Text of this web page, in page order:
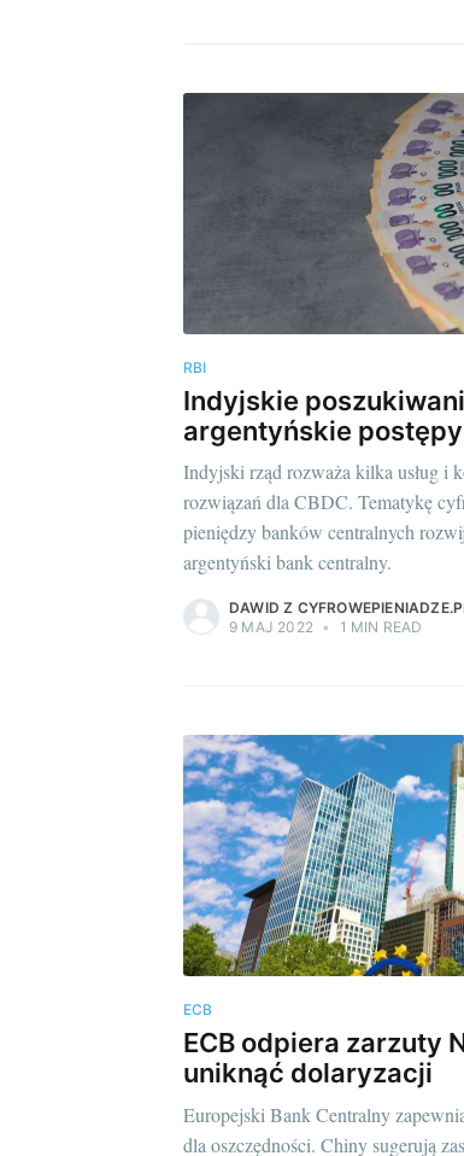
RBI
Indyjskie
argentyńskie postępy
Indyjski rząd rozważa kilka usług i
rozwiązań dla CBDC. Tematykę
pieniędzy banków centralnych
argentyński bank centralny.
DAWID Z
9 MAJ 2022 • 1 MIN READ
ECB
ECB odpiera zarzuty
uniknąć dolaryzacji
Europejski Bank Centralny
dla oszczędności. Chiny sugerują